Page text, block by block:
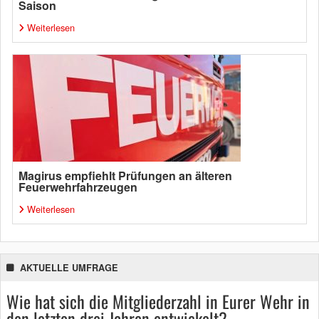
Saison
Weiterlesen
Magirus empfiehlt Prüfungen an älteren
Feuerwehrfahrzeugen
Weiterlesen
AKTUELLE UMFRAGE
Wie hat sich die Mitgliederzahl in Eurer Wehr in